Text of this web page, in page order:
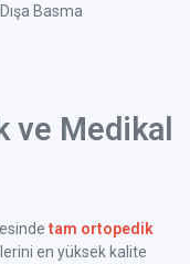
Basma
ve Medikal
tam ortopedik
en yüksek kalite